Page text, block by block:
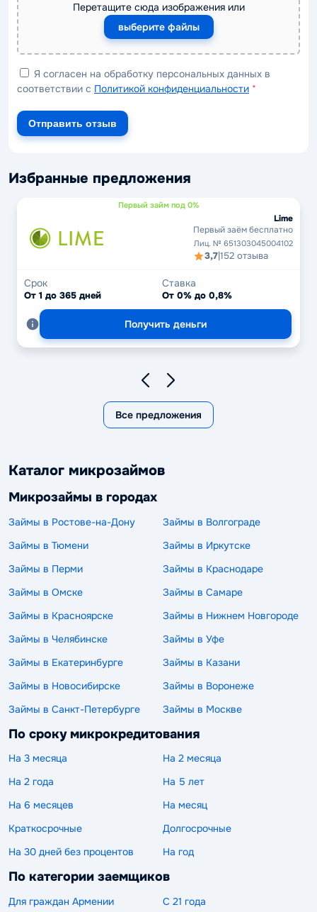
Перетащите сюда изображения или
выберите файлы
Я согласен на обработку персональных данных в
соответствии с Политикой конфиденциальности *
Отправить отзыв
Избранные предложения
Первый займ под 0%
Lime
Первый заём бесплатно
Лиц. № 651303045004102
3,7|152 отзыва
Срок
От 1 до 365 дней
Ставка
От 0% до 0,8%
Получить деньги
Все предложения
Каталог микрозаймов
Микрозаймы в городах
Займы в Ростове-на-Дону
Займы в Волгограде
Займы в Тюмени
Займы в Иркутске
Займы в Перми
Займы в Краснодаре
Займы в Омске
Займы в Самаре
Займы в Красноярске
Займы в Нижнем Новгороде
Займы в Челябинске
Займы в Уфе
Займы в Екатеринбурге
Займы в Казани
Займы в Новосибирске
Займы в Воронеже
Займы в Санкт-Петербурге
Займы в Москве
По сроку микрокредитования
На 3 месяца
На 2 месяца
На 2 года
На 5 лет
На 6 месяцев
На месяц
Краткосрочные
Долгосрочные
На 30 дней без процентов
На год
По категории заемщиков
Для граждан Армении С 21 года